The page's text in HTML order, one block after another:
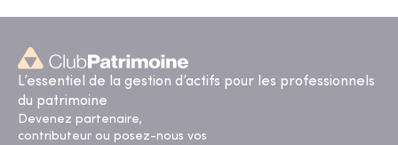
L’essentiel de la gestion d’actifs pour les professionnels
du patrimoine
Devenez partenaire,
contributeur ou posez-nous vos